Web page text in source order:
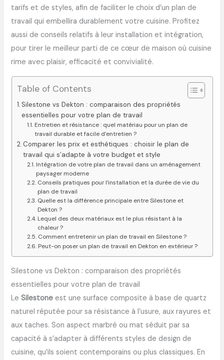
tarifs et de styles, afin de faciliter le choix d’un plan de
travail qui embellira durablement votre cuisine. Profitez
aussi de conseils relatifs à leur installation et intégration,
pour tirer le meilleur parti de ce cœur de maison où cuisine
rime avec plaisir, efficacité et convivialité.
Table of Contents
Silestone vs Dekton : comparaison des propriétés
essentielles pour votre plan de travail
Entretien et résistance : quel matériau pour un plan de
travail durable et facile d’entretien ?
Comparer les prix et esthétiques : choisir le plan de
travail qui s’adapte à votre budget et style
Intégration de votre plan de travail dans un aménagement
paysager moderne
Conseils pratiques pour l’installation et la durée de vie du
plan de travail
Quelle est la différence principale entre Silestone et
Dekton ?
Lequel des deux matériaux est le plus résistant à la
chaleur ?
Comment entretenir un plan de travail en Silestone ?
Peut-on poser un plan de travail en Dekton en extérieur ?
Silestone vs Dekton : comparaison des propriétés
essentielles pour votre plan de travail
Le Silestone est une surface composite à base de quartz
naturel réputée pour sa résistance à l’usure, aux rayures et
aux taches. Son aspect marbré ou mat séduit par sa
capacité à s’adapter à différents styles de design de
cuisine, qu’ils soient contemporains ou plus classiques. En